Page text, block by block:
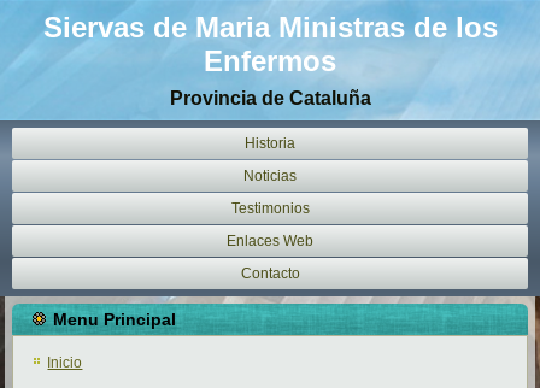
Siervas de Maria Ministras de los
Enfermos
Provincia de Cataluña
Historia
Noticias
Testimonios
Enlaces Web
Contacto
Menu Principal
Inicio